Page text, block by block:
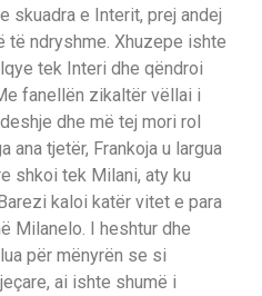
skuadra e Interit, prej andej
të ndryshme. Xhuzepe ishte
tek Interi dhe qëndroi
fanellën zikaltër vëllai i
dhe më tej mori rol
ana tjetër, Frankoja u largua
shkoi tek Milani, aty ku
kaloi katër vitet e para
Milanelo. I heshtur dhe
për mënyrën se si
ai ishte shumë i